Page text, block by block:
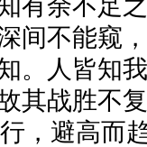
有余不足
间不能窥
。人皆知
其战胜不
，避高而